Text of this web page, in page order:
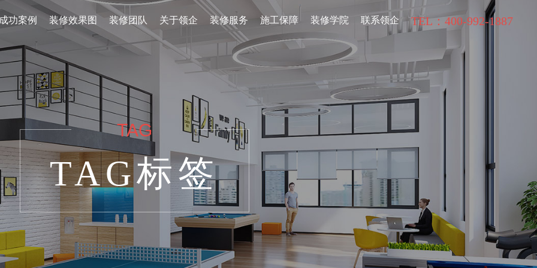
TEL：400-992-1887
功案例 装修效果图 装修团队 关于领企 装修服务 施工保障 装修学院 联系领企
TAG
TAG标签